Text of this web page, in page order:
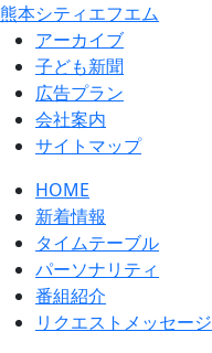
熊本シティエフエム
アーカイブ
⼦ども新聞
広告プラン
会社案内
サイトマップ
HOME
新着情報
タイムテーブル
パーソナリティ
番組紹介
リクエストメッセージ